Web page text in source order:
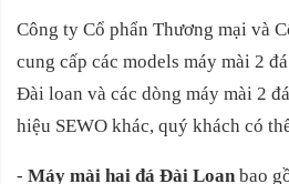
Công ty Cổ phẩn Thương mại và
cung cấp các models máy mài 2
Đài loan và các dòng máy mài 2
hiệu SEWO khác, quý khách có
- Máy mài hai đá Đài Loanbao